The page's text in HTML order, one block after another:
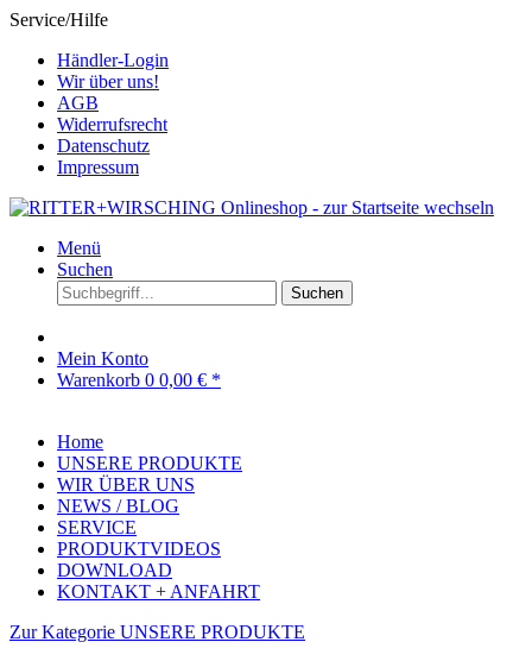
Service/Hilfe
Händler-Login
Wir über uns!
AGB
Widerrufsrecht
Datenschutz
Impressum
Menü
Suchen
Suchen
Mein Konto
Warenkorb 0 0,00 € *
Home
UNSERE PRODUKTE
WIR ÜBER UNS
NEWS / BLOG
SERVICE
PRODUKTVIDEOS
DOWNLOAD
KONTAKT + ANFAHRT
Zur Kategorie UNSERE PRODUKTE